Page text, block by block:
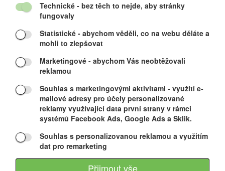
Technické - bez těch to nejde, aby stránky
fungovaly
Statistické - abychom věděli, co na webu děláte a
mohli to zlepšovat
Marketingové - abychom Vás neobtěžovali
reklamou
Souhlas s marketingovými aktivitami - využití e-
mailové adresy pro účely personalizované
reklamy využívající data první strany v rámci
systémů Facebook Ads, Google Ads a Sklik.
Souhlas s personalizovanou reklamou a využitím
dat pro remarketing
Přijmout vše
Výprodej
HI-SPEED TRT11
Vysoce kvalitní a přesná rozebíratelná ocelová ložiska,
lze je rozebrat,vyčistit a poté složit.